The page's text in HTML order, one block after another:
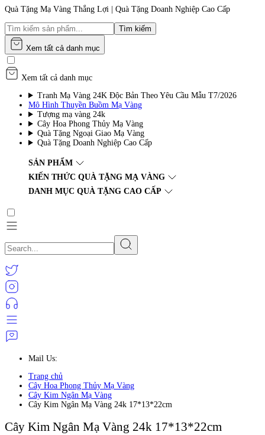
Quà Tặng Mạ Vàng Thắng Lợi | Quà Tặng Doanh Nghiệp Cao Cấp
Tìm kiếm
Xem tất cả danh mục
Xem tất cả danh mục
Tranh Mạ Vàng 24K Độc Bản Theo Yêu Cầu Mẫu T7/2026
Mô Hình Thuyền Buồm Mạ Vàng
Tượng mạ vàng 24k
Cây Hoa Phong Thủy Mạ Vàng
Quà Tặng Ngoại Giao Mạ Vàng
Quà Tặng Doanh Nghiệp Cao Cấp
SẢN PHẨM
KIẾN THỨC QUÀ TẶNG MẠ VÀNG
DANH MỤC QUÀ TẶNG CAO CẤP
Mail Us:
Trang chủ
Cây Hoa Phong Thủy Mạ Vàng
Cây Kim Ngân Mạ Vàng
Cây Kim Ngân Mạ Vàng 24k 17*13*22cm
Cây Kim Ngân Mạ Vàng 24k 17*13*22cm